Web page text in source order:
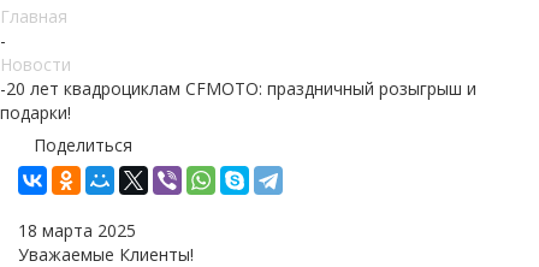
Главная
-
Новости
-20 лет квадроциклам CFMOTO: праздничный розыгрыш и
подарки!
Поделиться
18 марта 2025
Уважаемые Клиенты!